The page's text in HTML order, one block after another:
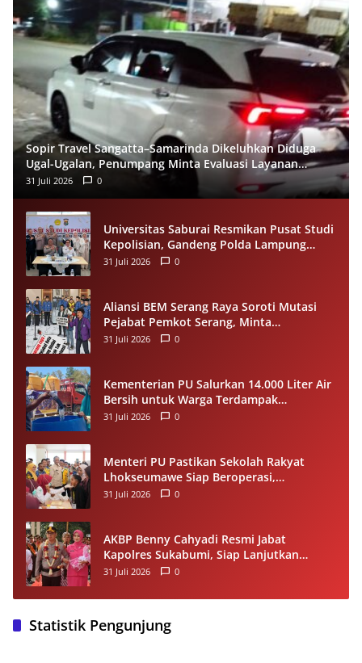
Sopir Travel Sangatta–Samarinda Dikeluhkan Diduga
Ugal-Ugalan, Penumpang Minta Evaluasi Layanan
Almeera
31 Juli 2026 0
Universitas Saburai Resmikan Pusat Studi
Kepolisian, Gandeng Polda Lampung
Perkuat Riset dan Pelayanan Publik
31 Juli 2026 0
Aliansi BEM Serang Raya Soroti Mutasi
Pejabat Pemkot Serang, Minta
Penempatan Jabatan Berbasis
31 Juli 2026 0
Kementerian PU Salurkan 14.000 Liter Air
Bersih untuk Warga Terdampak
Kekeringan di Seram Bagian Timur
31 Juli 2026 0
Menteri PU Pastikan Sekolah Rakyat
Lhokseumawe Siap Beroperasi,
Dilengkapi Asrama hingga Laptop Gratis
31 Juli 2026 0
AKBP Benny Cahyadi Resmi Jabat
Kapolres Sukabumi, Siap Lanjutkan
Program dan Perkuat Pelayanan
31 Juli 2026 0
Statistik Pengunjung